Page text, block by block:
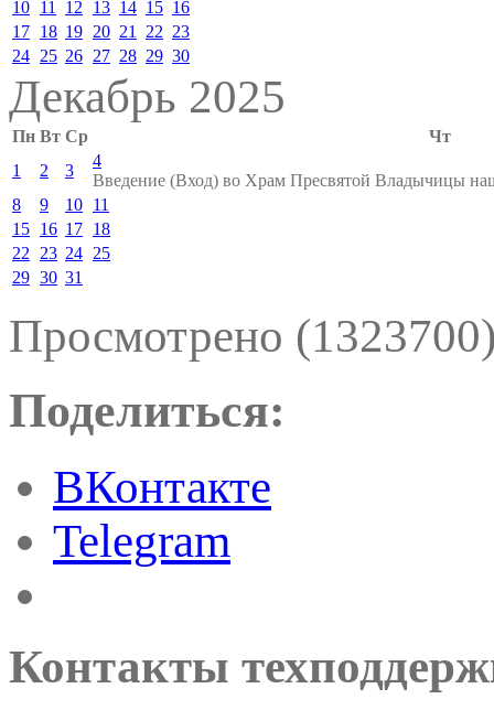
10 11 12 13 14 15 16
17 18 19 20 21 22 23
24 25 26 27 28 29 30
Декабрь 2025
Пн Вт Ср
Чт
1
2 3
4
Введение (Вход) во Храм Пресвятой Владычицы
8
9 10 11
15 16 17 18
22
23 24 25
29 30 31
Просмотрено
Поделиться:
ВКонтакте
Telegram
Контакты